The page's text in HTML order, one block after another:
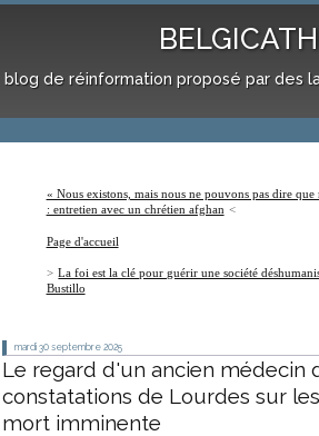
blog de réinformation proposé par des
« Nous existons, mais nous ne pouvons pas dire que
: entretien avec un chrétien afghan
Page d'accueil
La foi est la clé pour guérir une société
Bustillo
mardi 30 septembre 2025
Le regard d'un ancien médecin
constatations de Lourdes sur
mort imminente